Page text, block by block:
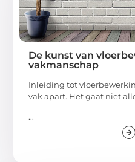
De kunst van
vakmanschap
Inleiding tot
vak apart. Het gaat niet
...